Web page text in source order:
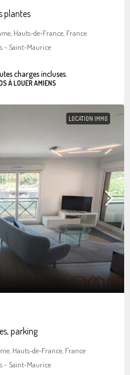
plantes
Hauts-de-France, France
- Saint-Maurice
charges incluses.
À LOUER AMIENS
LOCATION IMMO
parking
Hauts-de-France, France
- Saint-Maurice